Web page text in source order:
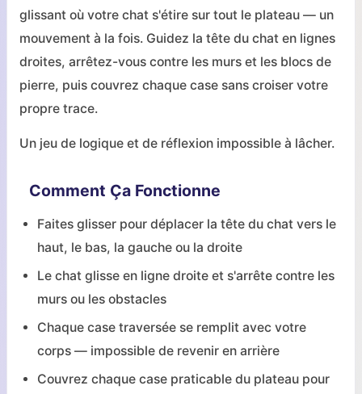
glissant où votre chat s'étire sur tout le plateau — un
mouvement à la fois. Guidez la tête du chat en lignes
droites, arrêtez-vous contre les murs et les blocs de
pierre, puis couvrez chaque case sans croiser votre
propre trace.
Un jeu de logique et de réflexion impossible à lâcher.
Comment Ça Fonctionne
Faites glisser pour déplacer la tête du chat vers le
haut, le bas, la gauche ou la droite
Le chat glisse en ligne droite et s'arrête contre les
murs ou les obstacles
Chaque case traversée se remplit avec votre
corps — impossible de revenir en arrière
Couvrez chaque case praticable du plateau pour